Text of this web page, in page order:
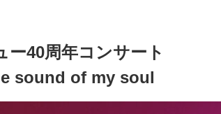
ー40周年コンサート
sound of my soul